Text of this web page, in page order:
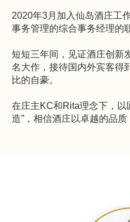
2020年3月加入仙岛酒庄工
事务管理的综合事务经理的
短短三年间，见证酒庄创新
名大作，接待国内外宾客得
比的自豪。
在庄主KC和Rita理念下，以
造”，相信酒庄以卓越的品质